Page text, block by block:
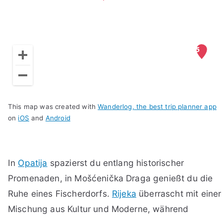
This map was created withWanderlog, the best trip planner app
on iOS and Android
In Opatija spazierst du entlang historischer
Promenaden, in Mošćenička Draga genießt du die
Ruhe eines Fischerdorfs. Rijeka überrascht mit einer
Mischung aus Kultur und Moderne, während